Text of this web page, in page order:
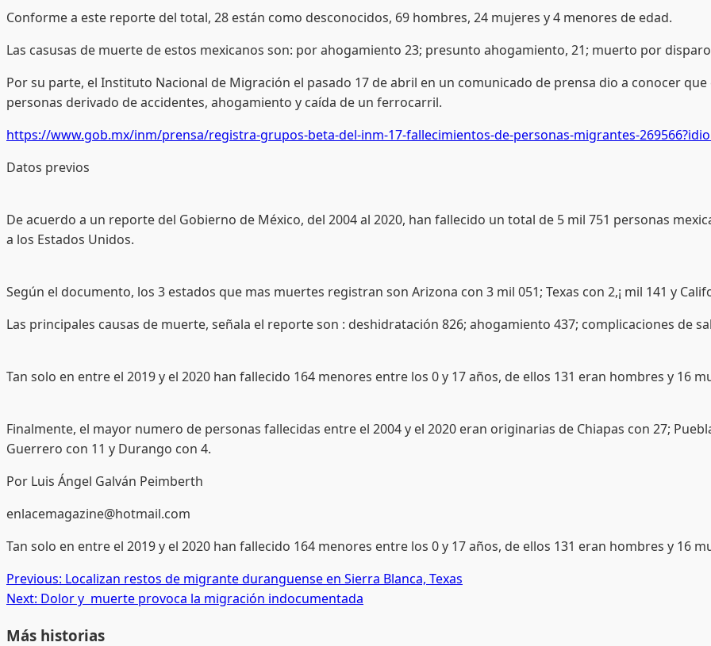
Conforme a este reporte del total, 28 están como desconocidos, 69 hombres, 24 mujeres y 4 menores de edad.
Las casusas de muerte de estos mexicanos son: por ahogamiento 23; presunto ahogamiento, 21; muerto por
Por su parte, el Instituto Nacional de Migración el pasado 17 de abril en un comunicado de prensa dio a conocer
personas derivado de accidentes, ahogamiento y caída de un ferrocarril.
https://www.gob.mx/inm/prensa/registra-grupos-beta-del-inm-17-fallecimientos-de-personas-migrantes-
Datos previos
De acuerdo a un reporte del Gobierno de México, del 2004 al 2020, han fallecido un total de 5 mil 751 personas
a los Estados Unidos.
Según el documento, los 3 estados que mas muertes registran son Arizona con 3 mil 051; Texas con 2,¡ mil 141 y
Las principales causas de muerte, señala el reporte son : deshidratación 826; ahogamiento 437; complicaciones de
Tan solo en entre el 2019 y el 2020 han fallecido 164 menores entre los 0 y 17 años, de ellos 131 eran hombres y 16
Finalmente, el mayor numero de personas fallecidas entre el 2004 y el 2020 eran originarias de Chiapas con 27;
Guerrero con 11 y Durango con 4.
Por Luis Ángel Galván Peimberth
enlacemagazine@hotmail.com
Tan solo en entre el 2019 y el 2020 han fallecido 164 menores entre los 0 y 17 años, de ellos 131 eran hombres y 16
Post
navigation
Previous: Localizan restos de migrante duranguense en Sierra Blanca, Texas
Next: Dolor y muerte provoca la migración indocumentada
Más historias